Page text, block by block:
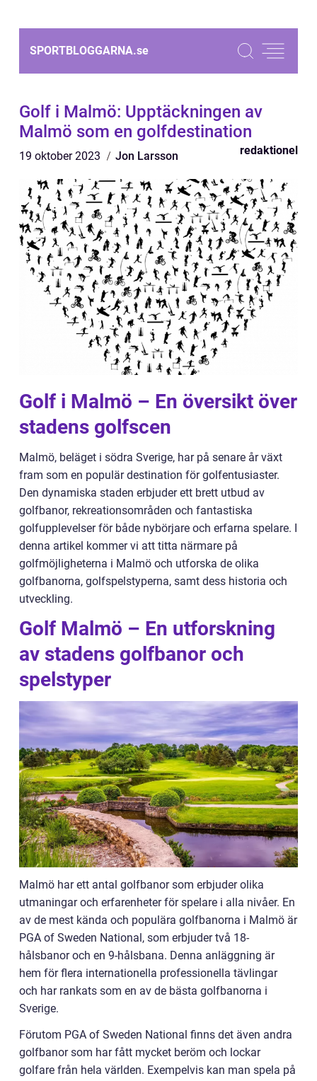
SPORTBLOGGARNA.se
Golf i Malmö: Upptäckningen av
Malmö som en golfdestination
19 oktober 2023 Jon Larsson redaktionel
Golf i Malmö – En översikt över
stadens golfscen
Malmö, beläget i södra Sverige, har på senare år växt
fram som en populär destination för golfentusiaster.
Den dynamiska staden erbjuder ett brett utbud av
golfbanor, rekreationsområden och fantastiska
golfupplevelser för både nybörjare och erfarna spelare. I
denna artikel kommer vi att titta närmare på
golfmöjligheterna i Malmö och utforska de olika
golfbanorna, golfspelstyperna, samt dess historia och
utveckling.
Golf Malmö – En utforskning
av stadens golfbanor och
spelstyper
Malmö har ett antal golfbanor som erbjuder olika
utmaningar och erfarenheter för spelare i alla nivåer. En
av de mest kända och populära golfbanorna i Malmö är
PGA of Sweden National, som erbjuder två 18-
hålsbanor och en 9-hålsbana. Denna anläggning är
hem för flera internationella professionella tävlingar
och har rankats som en av de bästa golfbanorna i
Sverige.
Förutom PGA of Sweden National finns det även andra
golfbanor som har fått mycket beröm och lockar
golfare från hela världen. Exempelvis kan man spela på